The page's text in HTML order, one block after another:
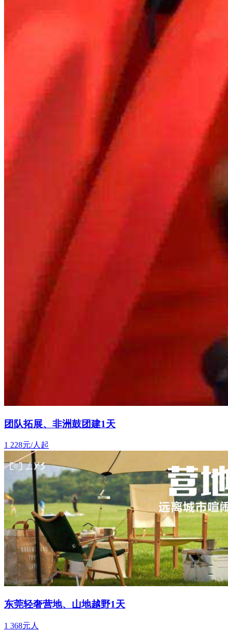
团队拓展、非洲鼓团建1天
1 228元/人起
东莞轻奢营地、山地越野1天
1 368元人